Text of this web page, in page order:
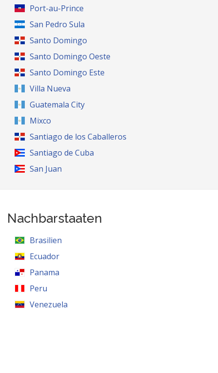
Port-au-Prince
San Pedro Sula
Santo Domingo
Santo Domingo Oeste
Santo Domingo Este
Villa Nueva
Guatemala City
Mixco
Santiago de los Caballeros
Santiago de Cuba
San Juan
Nachbarstaaten
Brasilien
Ecuador
Panama
Peru
Venezuela